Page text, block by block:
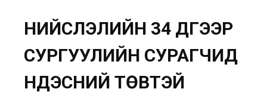
НИЙСЛЭЛИЙН 34 ДҮГЭЭР
СУРГУУЛИЙН СУРАГЧИД
ҮНДЭСНИЙ ТӨВТЭЙ